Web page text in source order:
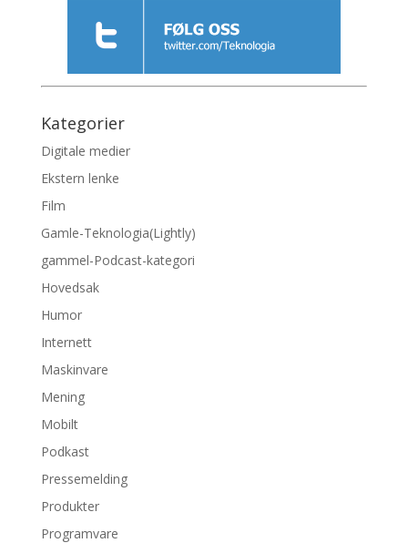
Kategorier
Digitale medier
Ekstern lenke
Film
Gamle-Teknologia(Lightly)
gammel-Podcast-kategori
Hovedsak
Humor
Internett
Maskinvare
Mening
Mobilt
Podkast
Pressemelding
Produkter
Programvare